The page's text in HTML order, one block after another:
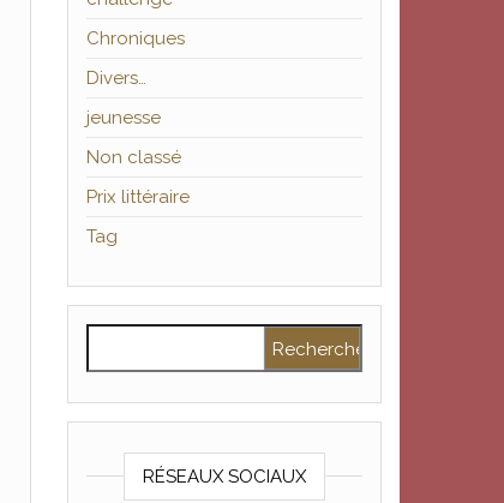
Chroniques
Divers…
jeunesse
Non classé
Prix littéraire
Tag
RÉSEAUX SOCIAUX